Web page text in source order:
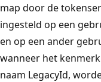
map door de
ingesteld op een
en op een ander
wanneer het
naam LegacyId,